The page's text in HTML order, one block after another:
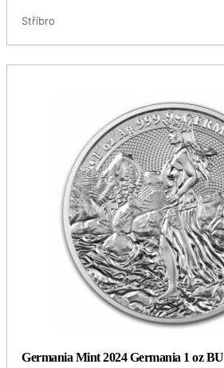
Stříbro
Germania Mint 2024 Germania 1 oz BU